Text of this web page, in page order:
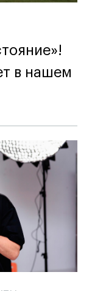
в нашем